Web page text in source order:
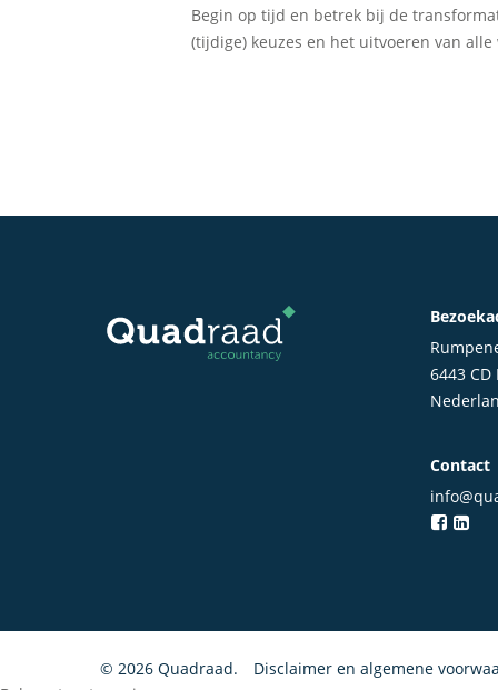
Begin op tijd en betrek bij de
(tijdige) keuzes en het uitvoeren van
6443
Contact
© 2026 Quadraad.
Disclaimer en algemene